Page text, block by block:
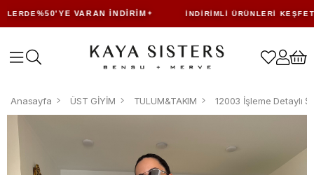
%50'YE VARAN İNDIRIM İNDIRIMLI ÜRÜNLERI KEŞFET
Anasayfa ÜST GİYİM TULUM&TAKIM 12003 İşleme Detaylı